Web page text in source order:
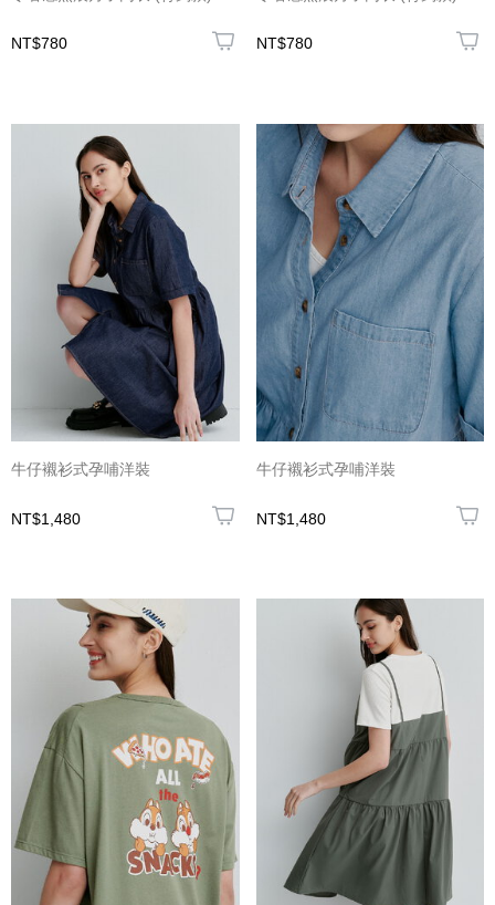
NT$780 NT$780
牛仔襯衫式孕哺洋裝
NT$1,480
牛仔襯衫式孕哺洋裝
NT$1,480